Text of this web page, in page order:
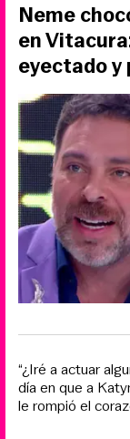
Neme
en
eyectado
“¿Iré a actuar
día en que a
le rompió el